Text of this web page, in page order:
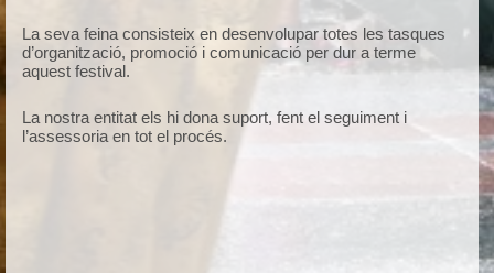
La seva feina consisteix en desenvolupar totes les tasques
d’organització, promoció i comunicació per dur a terme
aquest festival.
La nostra entitat els hi dona suport, fent el seguiment i
l’assessoria en tot el procés.